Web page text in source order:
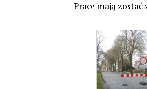
Prace mają zostać